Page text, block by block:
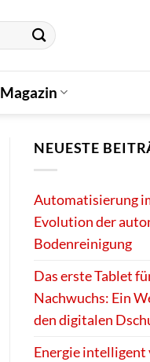
Magazin
NEUESTE
Automatisierung
Evolution der
Bodenreinigung
Das erste Tablet
Nachwuchs: Ein
den digitalen
Energie